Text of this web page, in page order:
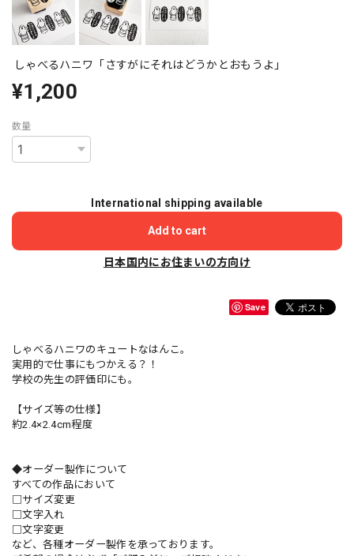
しゃべるハニワ「さすがにそれはどうかとおもうよ」
¥1,200
数量
International shipping available
Add to cart
日本国内にお住まいの方向け
Save
しゃべるハニワのキュートなはんこ。
実用的で仕事にもつかえる？！
学校の先生の評価印にも。
【サイズ等の仕様】
約2.4×2.4cm程度
◆オーダー製作について
すべての作品において
□サイズ変更
□文字入れ
□文字変更
など、各種オーダー製作を承っております。